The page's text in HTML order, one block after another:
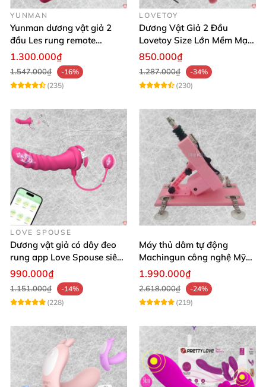
YUNMAN
Yunman dương vật giả 2
đầu Les rung remote
silicone mềm mại
1.300.000₫
1.547.000₫
-16%
(235)
LOVETOY
Dương Vật Giả 2 Đầu
Lovetoy Size Lớn Mềm Mại
Uốn Cong Kháng Khuẩn
850.000₫
1.287.000₫
-34%
(230)
LOVE SPOUSE
Dương vật giả có dây đeo
rung app Love Spouse siêu
kích thích cho Les
990.000₫
1.151.000₫
-14%
(228)
Máy thủ dâm tự động
Machingun công nghệ Mỹ
kích thích cực mạnh
1.990.000₫
2.618.000₫
-24%
(219)